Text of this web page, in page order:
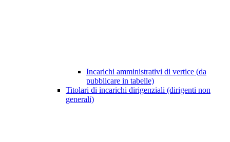
Incarichi amministrativi di vertice (da
pubblicare in tabelle)
Titolari di incarichi dirigenziali (dirigenti non
generali)